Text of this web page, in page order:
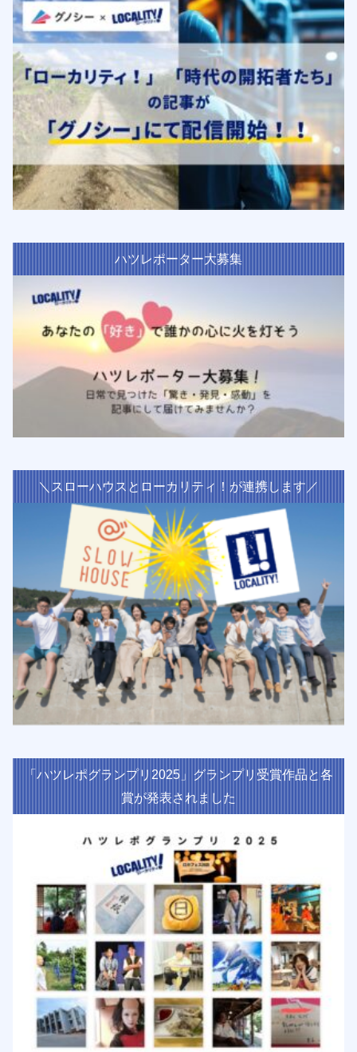
ハツレポーター大募集
＼スローハウスとローカリティ！が連携します／
「ハツレポグランプリ2025」グランプリ受賞作品と各
賞が発表されました